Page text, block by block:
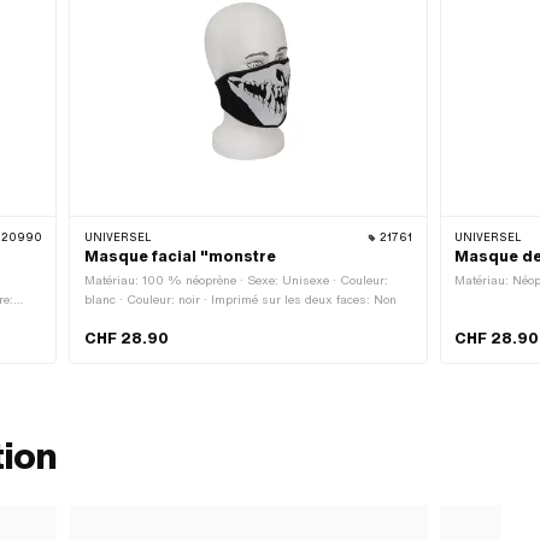
20990 UNIVERSEL 21761
Masque facial "monstre
Matériau: 100 % néoprène · Sexe: Unisexe · Couleur:
blanc · Couleur: noir · Imprimé sur les deux faces: Non
CHF 28.90
UNIVERSEL
Masque
Matériau:
CHF 28.90